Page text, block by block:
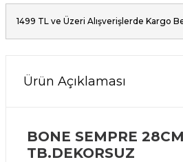
1499 TL ve Üzeri Alışverişlerde Kargo
Ürün Açıklaması
BONE SEMPRE
TB.DEKORSUZ